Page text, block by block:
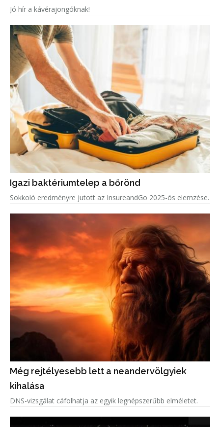
Jó hír a kávérajongóknak!
Igazi baktériumtelep a bőrönd
Sokkoló eredményre jutott az InsureandGo 2025-ös elemzése.
Még rejtélyesebb lett a neandervölgyiek
kihalása
DNS-vizsgálat cáfolhatja az egyik legnépszerűbb elméletet.